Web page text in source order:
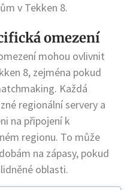
v Tekken 8.
omezení
mohou ovlivnit
8, zejména pokud
Každá
regionální servery a
na připojení k
regionu. To může
na zápasy, pokud
oblasti.